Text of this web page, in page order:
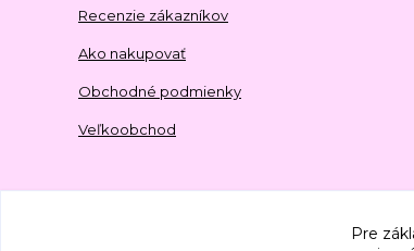
Recenzie zákazníkov
Ako nakupovať
Obchodné podmienky
Veľkoobchod
Pre